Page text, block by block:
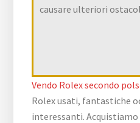
causare ulteriori
Vendo Rolex secondo
Rolex usati, fantastiche
interessanti. Acquistiamo